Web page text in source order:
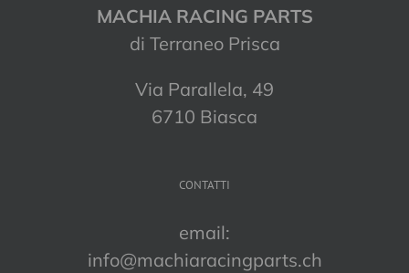
MACHIA RACING PARTS
di Terraneo Prisca
Via Parallela, 49
6710 Biasca
CONTATTI
email:
info@machiaracingparts.ch